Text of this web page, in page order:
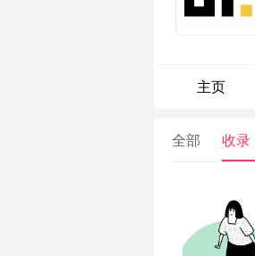
主页
全部 收录